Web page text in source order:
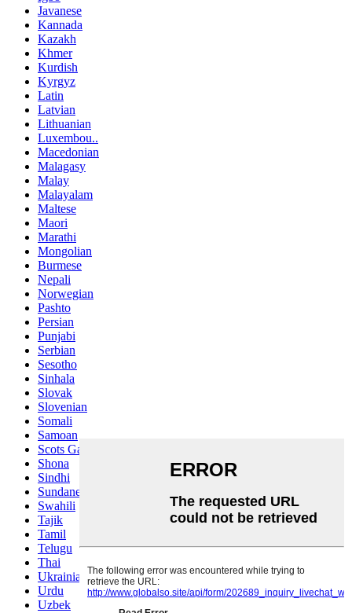
Javanese
Kannada
Kazakh
Khmer
Kurdish
Kyrgyz
Latin
Latvian
Lithuanian
Luxembou..
Macedonian
Malagasy
Malay
Malayalam
Maltese
Maori
Marathi
Mongolian
Burmese
Nepali
Norwegian
Pashto
Persian
Punjabi
Serbian
Sesotho
Sinhala
Slovak
Slovenian
Somali
Samoan
Scots Gaelic
Shona
Sindhi
Sundanese
Swahili
Tajik
Tamil
Telugu
Thai
Ukrainian
Urdu
Uzbek